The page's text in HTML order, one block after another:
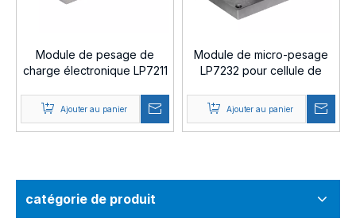
Module de pesage de
charge électronique LP7211
Ajouter au panier
Module de micro-pesage
LP7232 pour cellule de
Ajouter au panier
catégorie de produit